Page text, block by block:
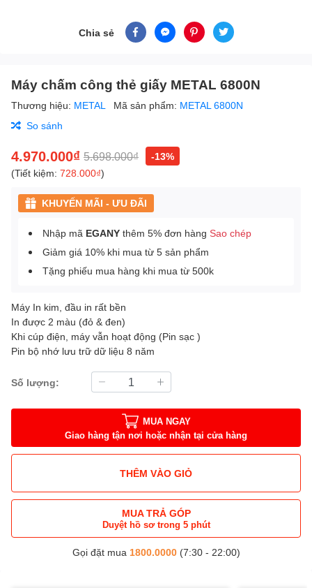
Chia sẻ
Máy chấm công thẻ giấy METAL 6800N
Thương hiệu: METAL Mã sản phẩm: METAL 6800N
So sánh
4.970.000₫ 5.698.000₫
-13%
(Tiết kiệm: 728.000₫)
KHUYẾN MÃI - ƯU ĐÃI
Nhập mã EGANY thêm 5% đơn hàng Sao chép
Giảm giá 10% khi mua từ 5 sản phẩm
Tặng phiếu mua hàng khi mua từ 500k
Máy In kim, đầu in rất bền
In được 2 màu (đỏ & đen)
Khi cúp điện, máy vẫn hoạt động (Pin sạc )
Pin bộ nhớ lưu trữ dữ liệu 8 năm
Số lượng:
MUA NGAY
Giao hàng tận nơi hoặc nhận tại cửa hàng
THÊM VÀO GIỎ
MUA TRẢ GÓP
Duyệt hồ sơ trong 5 phút
Gọi đặt mua 1800.0000(7:30 - 22:00)